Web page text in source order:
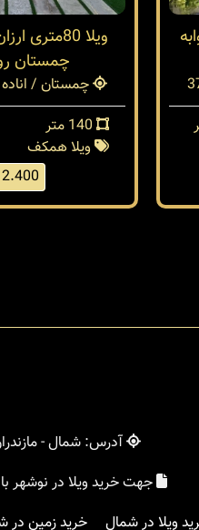
اناده 2خوابه
ویلا
چمستان
چمستان / اناده
ویلا همکف
2.400 میلیارد
آدرس: شمال -
جهت خرید ویلا در نوشهر
ویلا در شمال خرید زمین در